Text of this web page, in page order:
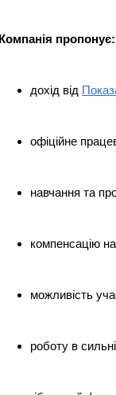
Компанія пропонує:
дохід від
офіційне
навчання та
компенсацію
можливість
роботу в